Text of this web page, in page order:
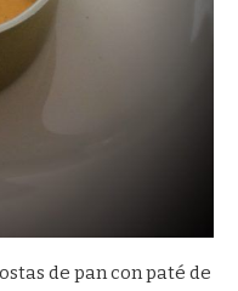
de pan con paté de